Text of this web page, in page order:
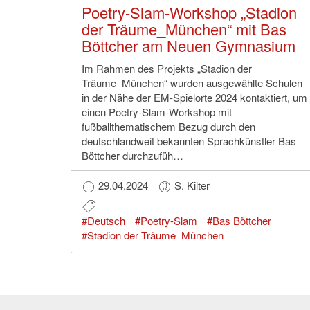
Poetry-Slam-Workshop „Stadion
der Träume_München“ mit Bas
Böttcher am Neuen Gymnasium
Im Rahmen des Projekts „Stadion der
Träume_München“ wurden ausgewählte Schulen
in der Nähe der EM-Spielorte 2024 kontaktiert, um
einen Poetry-Slam-Workshop mit
fußballthematischem Bezug durch den
deutschlandweit bekannten Sprachkünstler Bas
Böttcher durchzufüh…
29.04.2024 S. Kilter
#Deutsch #Poetry-Slam
#Bas Böttcher
#Stadion der Träume_München